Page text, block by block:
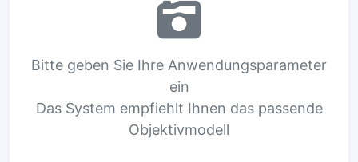
Bitte geben Sie Ihre Anwendungsparameter
ein
Das System empfiehlt Ihnen das passende
Objektivmodell